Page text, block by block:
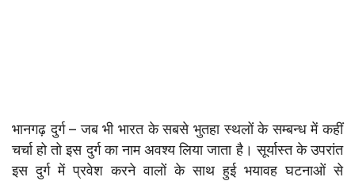
भानगढ़ दुर्ग – जब भी भारत के सबसे भुतहा स्थलों के सम्बन्ध में कहीं
चर्चा हो तो इस दुर्ग का नाम अवश्य लिया जाता है। सूर्यास्त के उपरांत
इस दुर्ग में प्रवेश करने वालों के साथ हुई भयावह घटनाओं से